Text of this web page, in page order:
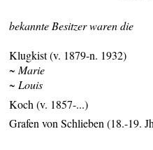
bekannte Besitzer waren die
Klugkist (v. 1879-n. 1932)
~ Marie
~ Louis
Koch (v. 1857-...)
Grafen von Schlieben (18.-19.